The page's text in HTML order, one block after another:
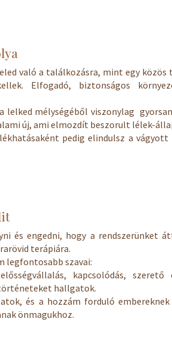
való a találkozásra, mint egy közös
Elfogadó, biztonságos
lelked mélységéből viszonylag
új, ami elmozdít beszorult lélek-
pedig elindulsz a
és engedni, hogy a rendszerünket
terápiára.
legfontosabb szavai:
kapcsolódás, szerető
hallgatok.
és a hozzám forduló
önmagukhoz.